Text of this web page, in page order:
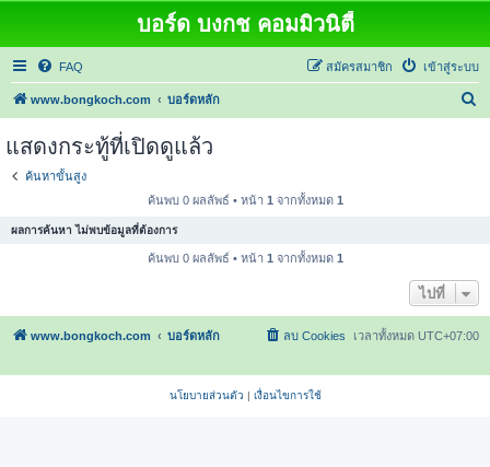
บอร์ด บงกช คอมมิวนิตี้
FAQ เข้าสู่ระบบ
สมัครสมาชิก
www.bongkoch.com บอร์ดหลัก
แสดงกระทู้ที่เปิดดูแล้ว
ค้นหาขั้นสูง
ค้นพบ 0 ผลลัพธ์ • หน้า 1 จากทั้งหมด 1
ผลการค้นหา ไม่พบข้อมูลที่ต้องการ
ค้นพบ 0 ผลลัพธ์ • หน้า 1 จากทั้งหมด 1
ไปที่
www.bongkoch.com บอร์ดหลัก เวลาทั้งหมด UTC+07:00
ลบ Cookies
นโยบายส่วนตัว | เงื่อนไขการใช้